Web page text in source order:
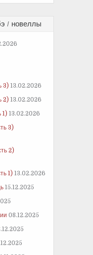
/ новеллы
3) 13.02.2026
2) 13.02.2026
1) 13.02.2026
3)
2)
1) 13.02.2026
15.12.2025
08.12.2025